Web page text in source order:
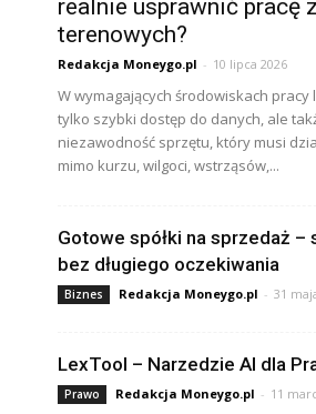
realnie usprawnić pracę
terenowych?
Redakcja Moneygo.pl - 10 lipca 2026
W wymagających środowiskach pracy
tylko szybki dostęp do danych, ale
niezawodność sprzętu, który musi
mimo kurzu, wilgoci, wstrząsów,...
Gotowe spółki na sprzedaż –
bez długiego oczekiwania
Biznes Redakcja Moneygo.pl - 31
LexTool – Narzedzie AI dla
Prawo Redakcja Moneygo.pl - 11